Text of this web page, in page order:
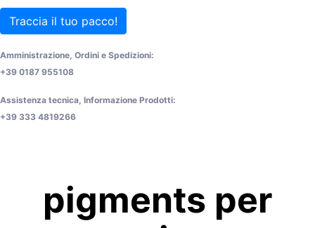
Traccia il tuo pacco!
Amministrazione, Ordini e Spedizioni:
+39 0187 955108
Assistenza tecnica, Informazione Prodotti:
+39 333 4819266
pigments per